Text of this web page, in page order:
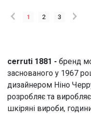
1 2 3
cerruti 1881 - бренд
заснованого у 1967
дизайнером Ніно
розробляє та
шкіряні вироби,